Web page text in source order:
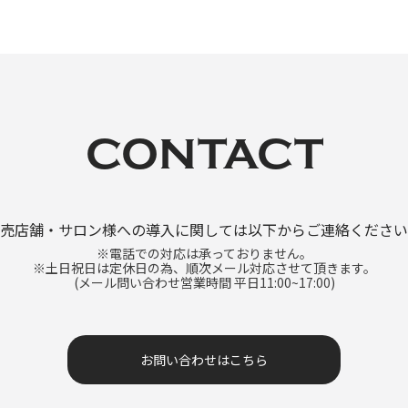
CONTACT
店舗・サロン様への導入に関しては以下からご連絡くださ
※電話での対応は承っておりません。
※土日祝日は定休日の為、順次メール対応させて頂きます。
(メール問い合わせ営業時間 平日11:00~17:00)
お問い合わせはこちら